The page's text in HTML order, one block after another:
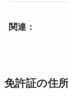
関連：
免許証の住